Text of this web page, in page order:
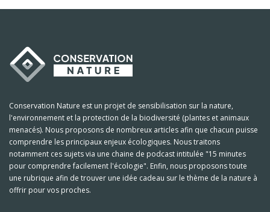
Conservation Nature est un projet de sensibilisation sur la nature,
l'environnement et la protection de la biodiversité (plantes et animaux
menacés). Nous proposons de nombreux articles afin que chacun puisse
comprendre les principaux enjeux écologiques. Nous traitons
notamment ces sujets via une chaine de podcast intitulée "15 minutes
pour comprendre facilement l'écologie". Enfin, nous proposons toute
une rubrique afin de trouver une idée cadeau sur le thème de la nature à
offrir pour vos proches.